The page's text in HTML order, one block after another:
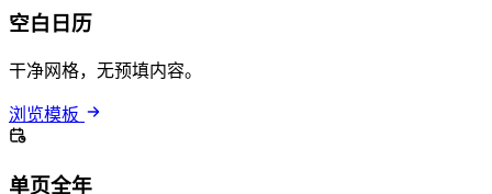
空白日历
干净网格，无预填内容。
浏览模板
单页全年